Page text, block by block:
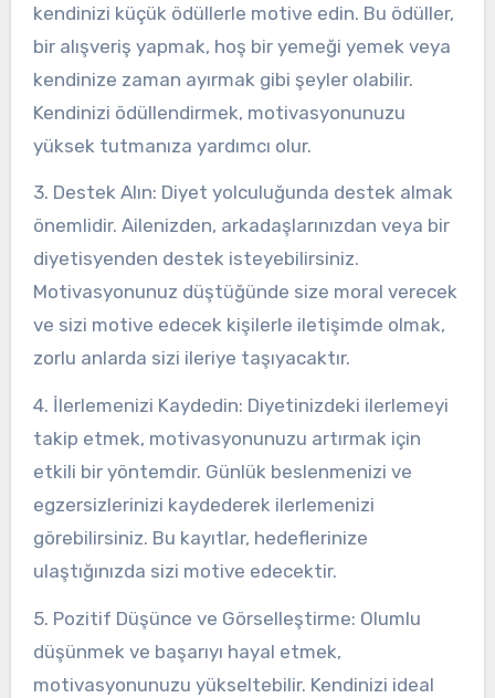
kendinizi küçük ödüllerle motive edin. Bu ödüller,
bir alışveriş yapmak, hoş bir yemeği yemek veya
kendinize zaman ayırmak gibi şeyler olabilir.
Kendinizi ödüllendirmek, motivasyonunuzu
yüksek tutmanıza yardımcı olur.
3. Destek Alın: Diyet yolculuğunda destek almak
önemlidir. Ailenizden, arkadaşlarınızdan veya bir
diyetisyenden destek isteyebilirsiniz.
Motivasyonunuz düştüğünde size moral verecek
ve sizi motive edecek kişilerle iletişimde olmak,
zorlu anlarda sizi ileriye taşıyacaktır.
4. İlerlemenizi Kaydedin: Diyetinizdeki ilerlemeyi
takip etmek, motivasyonunuzu artırmak için
etkili bir yöntemdir. Günlük beslenmenizi ve
egzersizlerinizi kaydederek ilerlemenizi
görebilirsiniz. Bu kayıtlar, hedeflerinize
ulaştığınızda sizi motive edecektir.
5. Pozitif Düşünce ve Görselleştirme: Olumlu
düşünmek ve başarıyı hayal etmek,
motivasyonunuzu yükseltebilir. Kendinizi ideal